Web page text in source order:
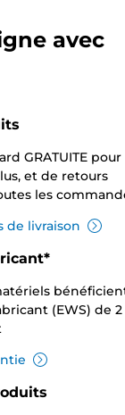
avec
GRATUITE pour
et de retours
les
de livraison
(EWS) de 2